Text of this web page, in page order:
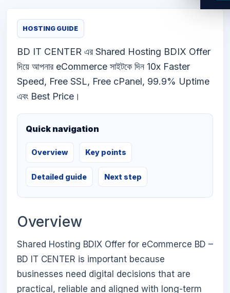
HOSTING GUIDE
BD IT CENTER এর Shared Hosting BDIX Offer
দিয়ে আপনার eCommerce সাইটকে দিন 10x Faster
Speed, Free SSL, Free cPanel, 99.9% Uptime
এবং Best Price।
Quick navigation
Overview Key points
Detailed guide Next step
Overview
Shared Hosting BDIX Offer for eCommerce BD –
BD IT CENTER is important because
businesses need digital decisions that are
practical, reliable and aligned with long-term